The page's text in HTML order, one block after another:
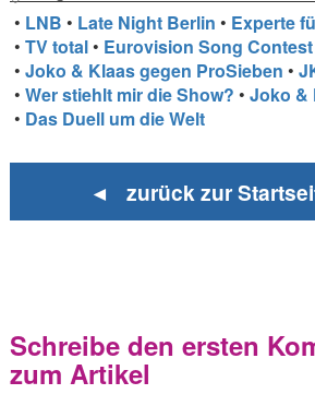
• LNB • Late Night Berlin • Experte
•TV total • Eurovision Song Contest
•Joko & Klaas gegen ProSieben •
•Wer stiehlt mir die Show? •Joko &
• Das Duell um die Welt
◄ zurück zur
Schreibe den ersten
zum Artikel